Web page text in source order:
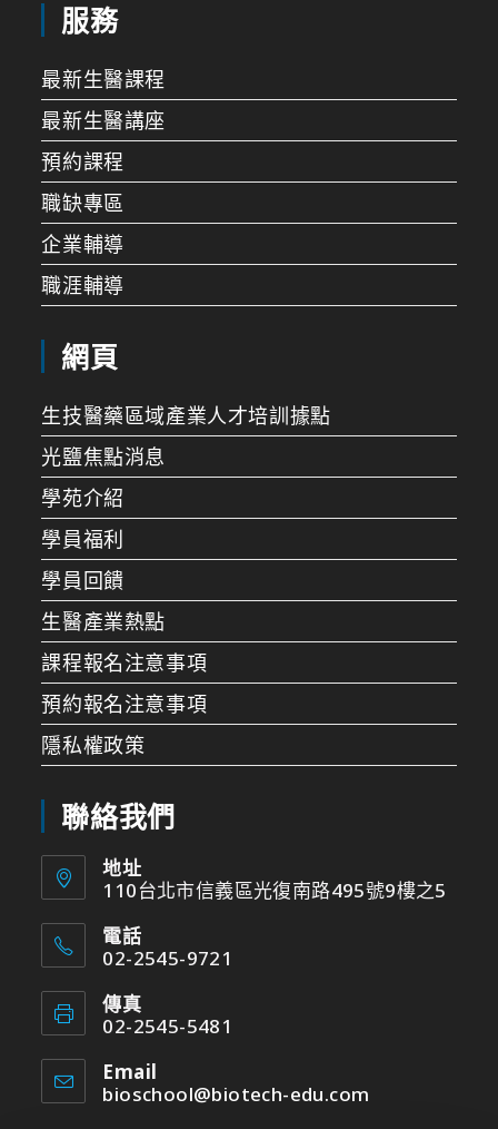
服務
最新生醫課程
最新生醫講座
預約課程
職缺專區
企業輔導
職涯輔導
網頁
生技醫藥區域產業人才培訓據點
光鹽焦點消息
學苑介紹
學員福利
學員回饋
生醫產業熱點
課程報名注意事項
預約報名注意事項
隱私權政策
聯絡我們
地址
110台北市信義區光復南路495號9樓之5
電話
02-2545-9721
傳真
02-2545-5481
Email
bioschool@biotech-edu.com